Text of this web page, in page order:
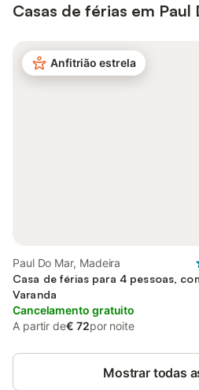
Casas de férias em Paul
Anfitrião estrela
Paul Do Mar, Madeira
Casa de férias para 4 pessoas,
Varanda
Cancelamento gratuito
A partir de€ 72por noite
Mostrar todas